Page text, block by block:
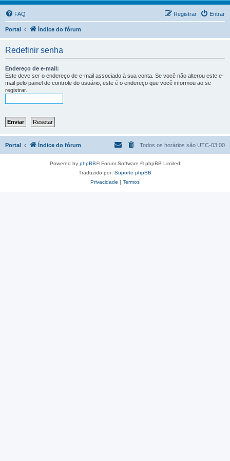
FAQ Entrar
Registrar
Portal Índice do fórum
Redefinir senha
Endereço de e-mail:
Este deve ser o endereço de e-mail associado à sua conta. Se você não alterou este e-
mail pelo painel de controle do usuário, este é o endereço que você informou ao se
registrar.
Portal Índice do fórum Todos os horários são UTC-03:00
Powered by phpBB® Forum Software © phpBB Limited
Traduzido por: Suporte phpBB
Privacidade | Termos